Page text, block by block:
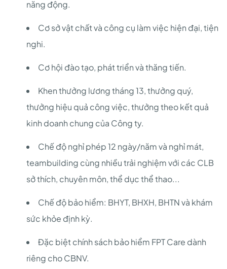
năng động.
Cơ sở vật chất và công cụ làm việc hiện đại, tiện
nghi.
Cơ hội đào tạo, phát triển và thăng tiến.
Khen thưởng lương tháng 13, thưởng quý,
thưởng hiệu quả công việc, thưởng theo kết quả
kinh doanh chung của Công ty.
Chế độ nghỉ phép 12 ngày/năm và nghỉ mát,
teambuilding cùng nhiều trải nghiệm với các CLB
sở thích, chuyên môn, thể dục thể thao...
Chế độ bảo hiểm: BHYT, BHXH, BHTN và khám
sức khỏe định kỳ.
Đặc biệt chính sách bảo hiểm FPT Care dành
riêng cho CBNV.